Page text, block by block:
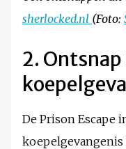
sherlocked.nl (Foto:
2.
De Prison Escape